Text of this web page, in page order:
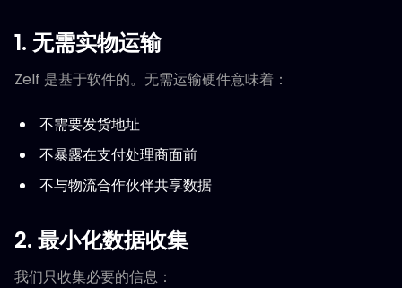
1. 无需实物运输
Zelf 是基于软件的。无需运输硬件意味着：
不需要发货地址
不暴露在支付处理商面前
不与物流合作伙伴共享数据
2. 最小化数据收集
我们只收集必要的信息：